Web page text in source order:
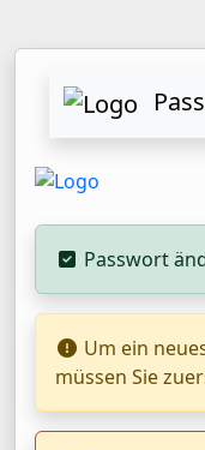
Passwort
Um ein
müssen Sie